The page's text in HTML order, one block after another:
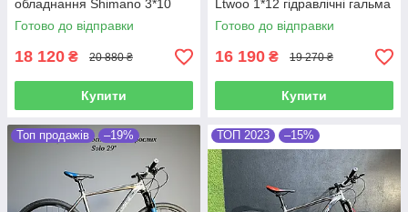
обладнання Shimano 3*10
DEORE гальма гідравліка
вилка локаут
Готово до відправки
18 120 ₴ 20 880 ₴
Купити
Ltwoo 1*12 гідравлічні гальма
повітряна вилка
Готово до відправки
16 190 ₴ 19 270 ₴
Купити
Топ продажів –19% ТОП 2023 –15%